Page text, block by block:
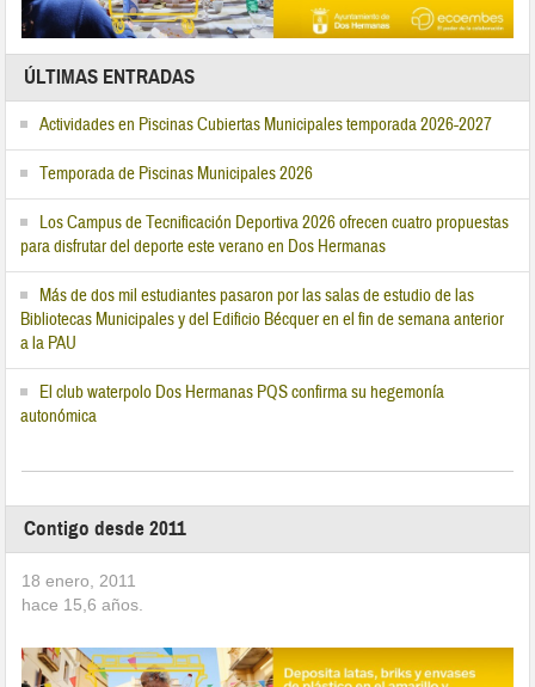
ÚLTIMAS ENTRADAS
Actividades en Piscinas Cubiertas Municipales temporada 2026-2027
Temporada de Piscinas Municipales 2026
Los Campus de Tecnificación Deportiva 2026 ofrecen cuatro propuestas
para disfrutar del deporte este verano en Dos Hermanas
Más de dos mil estudiantes pasaron por las salas de estudio de las
Bibliotecas Municipales y del Edificio Bécquer en el fin de semana anterior
a la PAU
El club waterpolo Dos Hermanas PQS confirma su hegemonía
autonómica
Contigo desde 2011
18 enero, 2011
hace 15,6 años.